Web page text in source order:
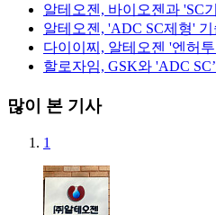
알테오젠, 바이오젠과 'SC
알테오젠, 'ADC SC제형'
다이이찌, 알테오젠 '엔허
할로자임, GSK와 'ADC
많이 본 기사
1